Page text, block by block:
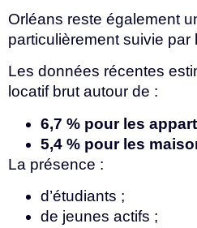
Orléans reste également
particulièrement suivie par
Les données récentes
locatif brut autour de :
6,7 % pour les
5,4 % pour les
La présence :
d’étudiants ;
de jeunes actifs ;